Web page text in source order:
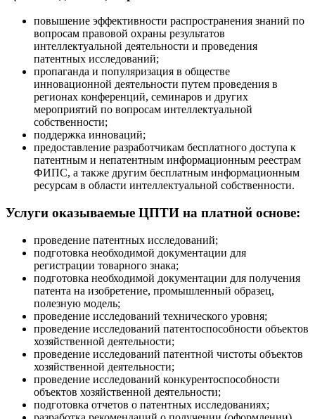
повышение эффективности распространения знаний по
вопросам правовой охраны результатов
интеллектуальной деятельности и проведения
патентных исследований;
пропаганда и популяризация в обществе
инновационной деятельности путем проведения в
регионах конференций, семинаров и других
мероприятий по вопросам интеллектуальной
собственности;
поддержка инноваций;
предоставление разработчикам бесплатного доступа к
патентным и непатентным информационным реестрам
ФИПС, а также другим бесплатным информационным
ресурсам в области интеллектуальной собственности.
Услуги оказываемые ЦПТИ на платной основе:
проведение патентных исследований;
подготовка необходимой документации для
регистрации товарного знака;
подготовка необходимой документации для получения
патента на изобретение, промышленный образец,
полезную модель;
проведение исследований технического уровня;
проведение исследований патентоспособности объектов
хозяйственной деятельности;
проведение исследований патентной чистоты объектов
хозяйственной деятельности;
проведение исследований конкурентоспособности
объектов хозяйственной деятельности;
подготовка отчетов о патентных исследованиях;